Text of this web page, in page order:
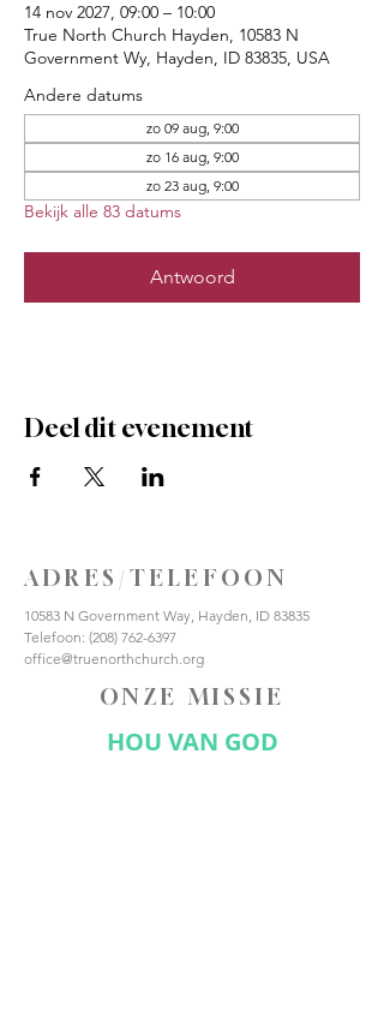
14 nov 2027, 09:00 – 10:00
True North Church Hayden, 10583 N
Government Wy, Hayden, ID 83835, USA
Andere datums
zo 09 aug, 9:00
zo 16 aug, 9:00
zo 23 aug, 9:00
Bekijk alle 83 datums
Antwoord
Deel dit evenement
ADRES/TELEFOON
10583 N Government Way, Hayden, ID 83835
Telefoon: (208) 762-6397
office@truenorthchurch.org
ONZE MISSIE
HOU VAN GOD